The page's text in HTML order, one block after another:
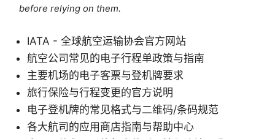
before relying on them.
IATA - 全球航空运输协会官方网站
航空公司常见的电子行程单政策与指南
主要机场的电子客票与登机牌要求
旅行保险与行程变更的官方说明
电子登机牌的常见格式与二维码/条码规范
各大航司的应用商店指南与帮助中心